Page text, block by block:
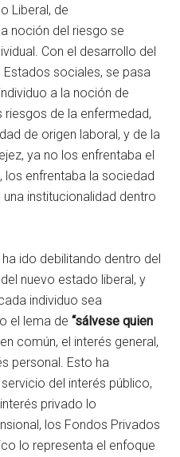
Liberal, de
noción del riesgo se
Con el desarrollo del
sociales, se pasa
a la noción de
de la enfermedad,
de origen laboral, y de la
ya no los enfrentaba el
los enfrentaba la sociedad
institucionalidad dentro
ido debilitando dentro del
nuevo estado liberal, y
individuo sea
el lema de“sálvese quien
común, el interés general,
personal. Esto ha
del interés público,
privado lo
los Fondos Privados
lo representa el enfoque